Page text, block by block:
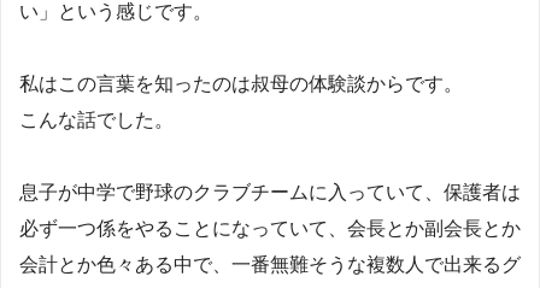
い」という感じです。
私はこの言葉を知ったのは叔母の体験談からです。
こんな話でした。
息子が中学で野球のクラブチームに入っていて、保護者は
必ず一つ係をやることになっていて、会長とか副会長とか
会計とか色々ある中で、一番無難そうな複数人で出来るグ